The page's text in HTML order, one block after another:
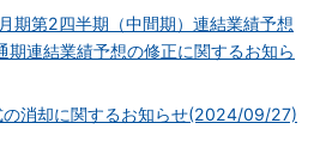
第2四半期（中間期）連結業績予想
期連結業績予想の修正に関するお知ら
消却に関するお知らせ(2024/09/27)